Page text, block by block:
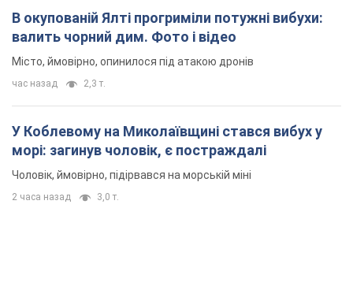
В окупованій Ялті прогриміли потужні вибухи:
валить чорний дим. Фото і відео
Місто, ймовірно, опинилося під атакою дронів
час назад 2,3 т.
У Коблевому на Миколаївщині стався вибух у
морі: загинув чоловік, є постраждалі
Чоловік, ймовірно, підірвався на морській міні
2 часа назад 3,0 т.